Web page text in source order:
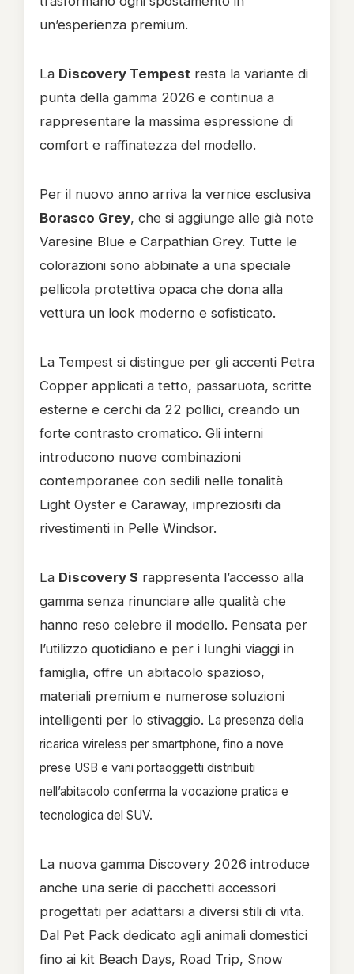
un’esperienza premium.
La Discovery Tempest resta la variante di
punta della gamma 2026 e continua a
rappresentare la massima espressione di
comfort e raffinatezza del modello.
Per il nuovo anno arriva la vernice esclusiva
Borasco Grey, che si aggiunge alle già note
Varesine Blue e Carpathian Grey. Tutte le
colorazioni sono abbinate a una speciale
pellicola protettiva opaca che dona alla
vettura un look moderno e sofisticato.
La Tempest si distingue per gli accenti Petra
Copper applicati a tetto, passaruota, scritte
esterne e cerchi da 22 pollici, creando un
forte contrasto cromatico. Gli interni
introducono nuove combinazioni
contemporanee con sedili nelle tonalità
Light Oyster e Caraway, impreziositi da
rivestimenti in Pelle Windsor.
La Discovery S rappresenta l’accesso alla
gamma senza rinunciare alle qualità che
hanno reso celebre il modello. Pensata per
l’utilizzo quotidiano e per i lunghi viaggi in
famiglia, offre un abitacolo spazioso,
materiali premium e numerose soluzioni
intelligenti per lo stivaggio. La presenza della
ricarica wireless per smartphone, fino a nove
prese USB e vani portaoggetti distribuiti
nell’abitacolo conferma la vocazione pratica e
tecnologica del SUV.
La nuova gamma Discovery 2026 introduce
anche una serie di pacchetti accessori
progettati per adattarsi a diversi stili di vita.
Dal Pet Pack dedicato agli animali domestici
fino ai kit Beach Days, Road Trip, Snow